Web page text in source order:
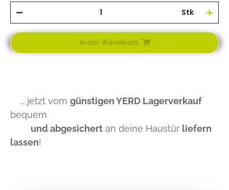
Stk
In den Warenkorb
... jetzt vom günstigen YERD Lagerverkauf
bequem
und abgesichert an deine Haustür liefern
lassen!